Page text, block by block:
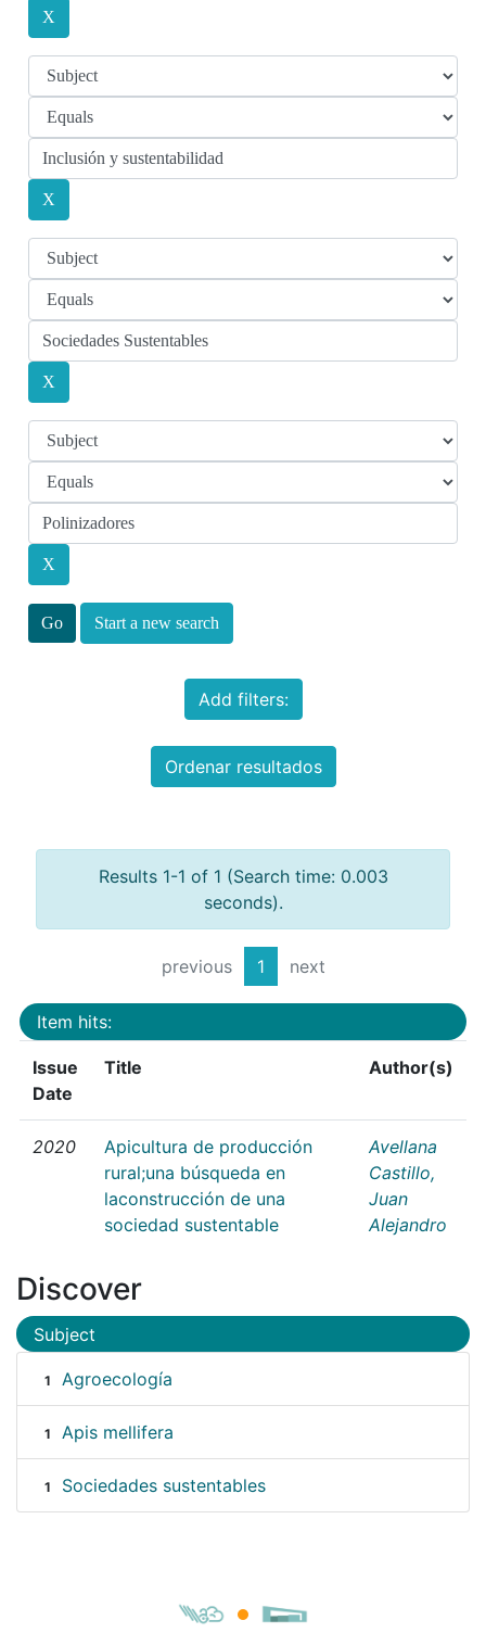
Start a new search
Add filters:
Ordenar resultados
Results 1-1 of 1 (Search time: 0.003
seconds).
previous 1 next
Item hits:
Issue
Date
Title Author(s)
2020
Apicultura de producción
rural;una búsqueda en
laconstrucción de una
sociedad sustentable
Avellana
Castillo,
Juan
Alejandro
Discover
Subject
1 Agroecología
1 Apis mellifera
1 Sociedades sustentables